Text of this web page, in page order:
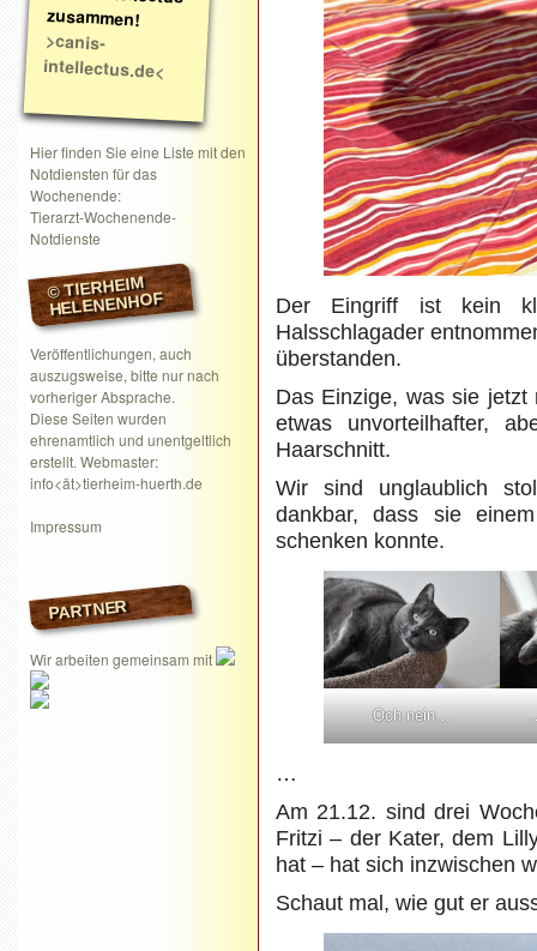
zusammen!
>canis-
intellectus.de<
Hier finden Sie eine Liste mit den
Notdiensten für das
Wochenende:
Tierarzt-Wochenende-
Notdienste
© TIERHEIM
HELENENHOF
Veröffentlichungen, auch
auszugsweise, bitte nur nach
vorheriger Absprache.
Diese Seiten wurden
ehrenamtlich und unentgeltlich
erstellt. Webmaster:
info<ät>tierheim-huerth.de
Impressum
PARTNER
Wir arbeiten gemeinsam mit
Der Eingriff ist kein
Halsschlagader
überstanden.
Das Einzige, was sie
etwas unvorteilhafter,
Haarschnitt.
Wir sind unglaublich
dankbar, dass sie
schenken konnte.
Och nein…
…
Am 21.12. sind drei
Fritzi – der Kater, dem
hat – hat sich inzwischen
Schaut mal, wie gut er